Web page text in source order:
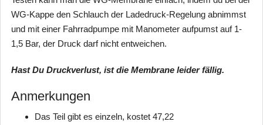
WG-Kappe den Schlauch der Ladedruck-Regelung abnimmst
und mit einer Fahrradpumpe mit Manometer aufpumst auf 1-
1,5 Bar, der Druck darf nicht entweichen.
Hast Du Druckverlust, ist die Membrane leider fällig.
Anmerkungen
Das Teil gibt es einzeln, kostet 47,22